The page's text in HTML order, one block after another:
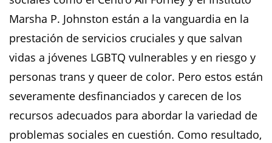
Marsha P. Johnston están a la vanguardia en la
prestación de servicios cruciales y que salvan
vidas a jóvenes LGBTQ vulnerables y en riesgo y
personas trans y queer de color. Pero estos están
severamente desfinanciados y carecen de los
recursos adecuados para abordar la variedad de
problemas sociales en cuestión. Como resultado,